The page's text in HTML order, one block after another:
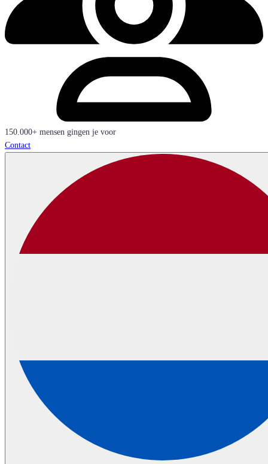
150.000+ mensen gingen je voor
Contact